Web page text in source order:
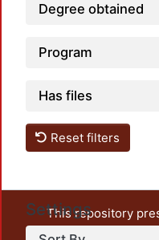
Degree obtained
Program
Has files
Reset filters
Settings
This repository
unrestricted open